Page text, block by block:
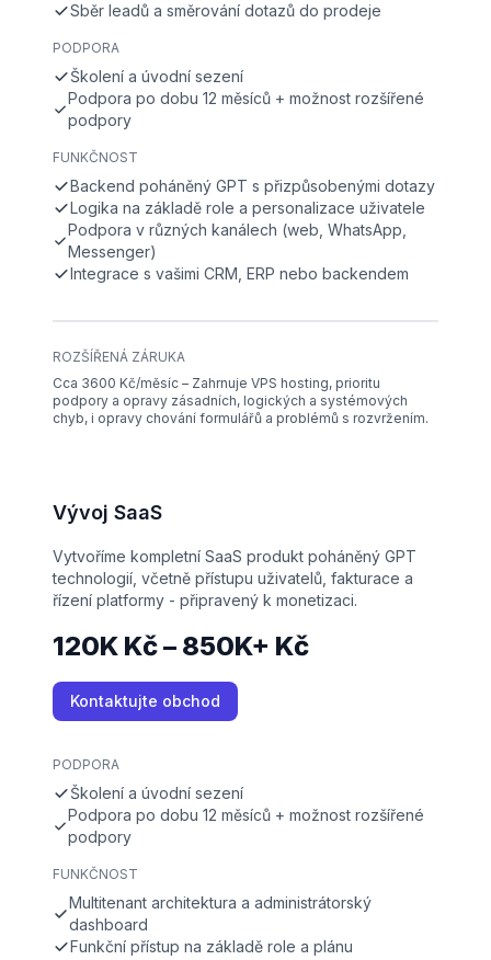
Sběr leadů a směrování dotazů do prodeje
PODPORA
Školení a úvodní sezení
Podpora po dobu 12 měsíců + možnost rozšířené
podpory
FUNKČNOST
Backend poháněný GPT s přizpůsobenými dotazy
Logika na základě role a personalizace uživatele
Podpora v různých kanálech (web, WhatsApp,
Messenger)
Integrace s vašimi CRM, ERP nebo backendem
ROZŠÍŘENÁ ZÁRUKA
Cca 3600 Kč/měsíc – Zahrnuje VPS hosting, prioritu
podpory a opravy zásadních, logických a systémových
chyb, i opravy chování formulářů a problémů s rozvržením.
Vývoj SaaS
Vytvoříme kompletní SaaS produkt poháněný GPT
technologií, včetně přístupu uživatelů, fakturace a
řízení platformy - připravený k monetizaci.
120K Kč – 850K+ Kč
Kontaktujte obchod
PODPORA
Školení a úvodní sezení
Podpora po dobu 12 měsíců + možnost rozšířené
podpory
FUNKČNOST
Multitenant architektura a administrátorský
dashboard
Funkční přístup na základě role a plánu